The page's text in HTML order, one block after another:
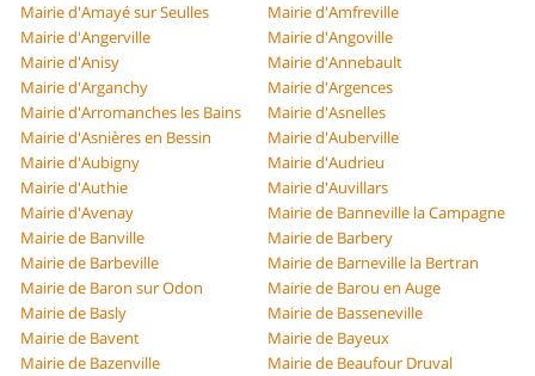
Mairie d'Amayé sur Seulles
Mairie d'Amfreville
Mairie d'Angerville
Mairie d'Angoville
Mairie d'Anisy
Mairie d'Annebault
Mairie d'Arganchy
Mairie d'Argences
Mairie d'Arromanches les Bains
Mairie d'Asnelles
Mairie d'Asnières en Bessin
Mairie d'Auberville
Mairie d'Aubigny
Mairie d'Audrieu
Mairie d'Authie
Mairie d'Auvillars
Mairie d'Avenay
Mairie de Banneville la Campagne
Mairie de Banville
Mairie de Barbery
Mairie de Barbeville
Mairie de Barneville la Bertran
Mairie de Baron sur Odon
Mairie de Barou en Auge
Mairie de Basly
Mairie de Basseneville
Mairie de Bavent
Mairie de Bayeux
Mairie de Bazenville
Mairie de Beaufour Druval